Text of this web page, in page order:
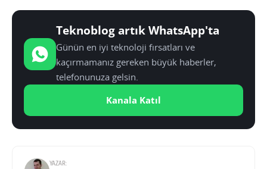
Teknoblog artık WhatsApp'ta
Günün en iyi teknoloji fırsatları ve
kaçırmamanız gereken büyük haberler,
telefonunuza gelsin.
Kanala Katıl
YAZAR: